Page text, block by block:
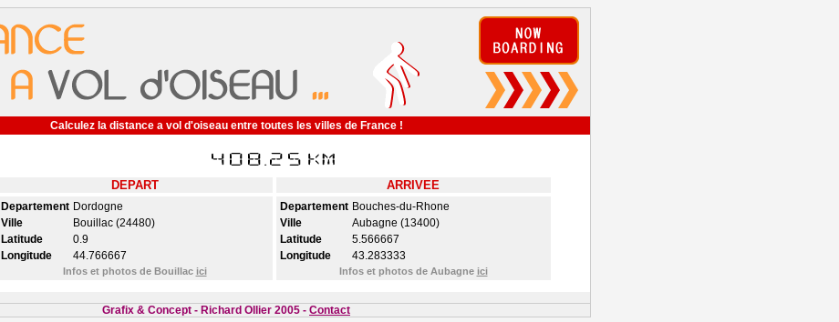
Calculez la distance a vol d'oiseau entre toutes les villes de France !
DEPART ARRIVEE
Departement Dordogne
Ville
Bouillac (24480)
Latitude
0.9
Longitude
44.766667
Infos et photos de Bouillac ici
Departement Bouches-du-Rhone
Ville
Aubagne (13400)
Latitude
5.566667
Longitude
43.283333
Infos et photos de Aubagne ici
Grafix & Concept - Richard Ollier 2005 - Contact